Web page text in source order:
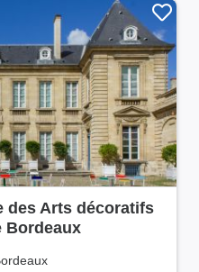
des Arts décoratifs
Bordeaux